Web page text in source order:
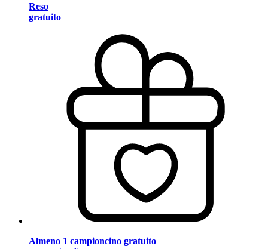
Reso
gratuito
Almeno 1 campioncino gratuito